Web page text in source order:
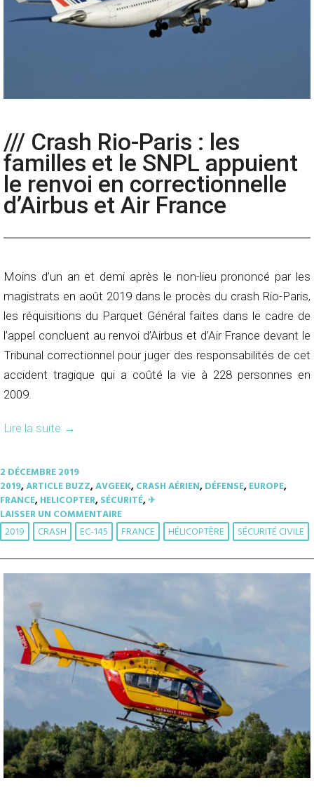
/// Crash Rio-Paris : les
familles et le SNPL appuient
le renvoi en correctionnelle
d’Airbus et Air France
Moins d’un an et demi après le non-lieu prononcé par les
magistrats en août 2019 dans le procès du crash Rio-Paris,
les réquisitions du Parquet Général faites dans le cadre de
l’appel concluent au renvoi d’Airbus et d’Air France devant le
Tribunal correctionnel pour juger des responsabilités de cet
accident tragique qui a coûté la vie à 228 personnes en
2009.
Lire la suite →
2 DÉCEMBRE 2019
2019,ARTICLE BUZZ,AVGEEK,CRASH AÉRIEN,DÉFENSE,EUROPE,
FRANCE,HELICOPTER,SÉCURITÉ,✈︎
LAISSER UN COMMENTAIRE
2019 CRASH EC-145 FRANCE HÉLICOPTÈRE SÉCURITÉ CIVILE